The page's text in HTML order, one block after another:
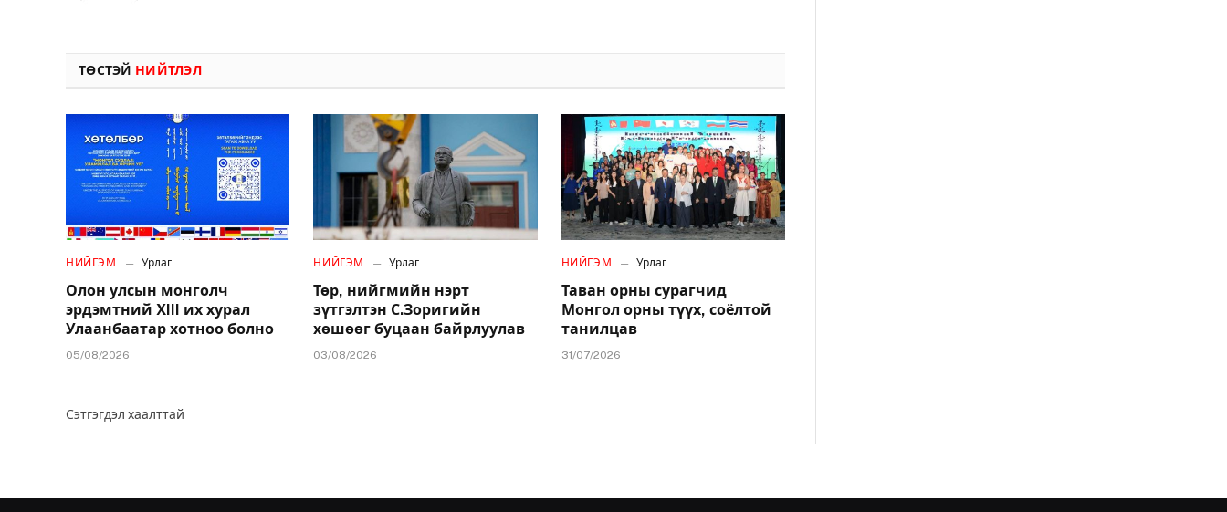
ТӨСТЭЙ НИЙТЛЭЛ
НИЙГЭМ Урлаг
Олон улсын монголч
эрдэмтний XIII их хурал
Улаанбаатар хотноо болно
05/08/2026
НИЙГЭМ Урлаг
Төр, нийгмийн нэрт
зүтгэлтэн С.Зоригийн
хөшөөг буцаан байрлуулав
03/08/2026
НИЙГЭМ Урлаг
Таван орны сурагчид
Монгол орны түүх, соёлтой
танилцав
31/07/2026
Сэтгэгдэл хаалттай